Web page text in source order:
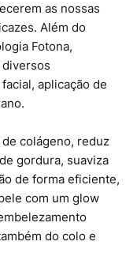
as nossas
Além do
Fotona,
aplicação de
colágeno, reduz
gordura, suaviza
de forma eficiente,
com um glow
do colo e